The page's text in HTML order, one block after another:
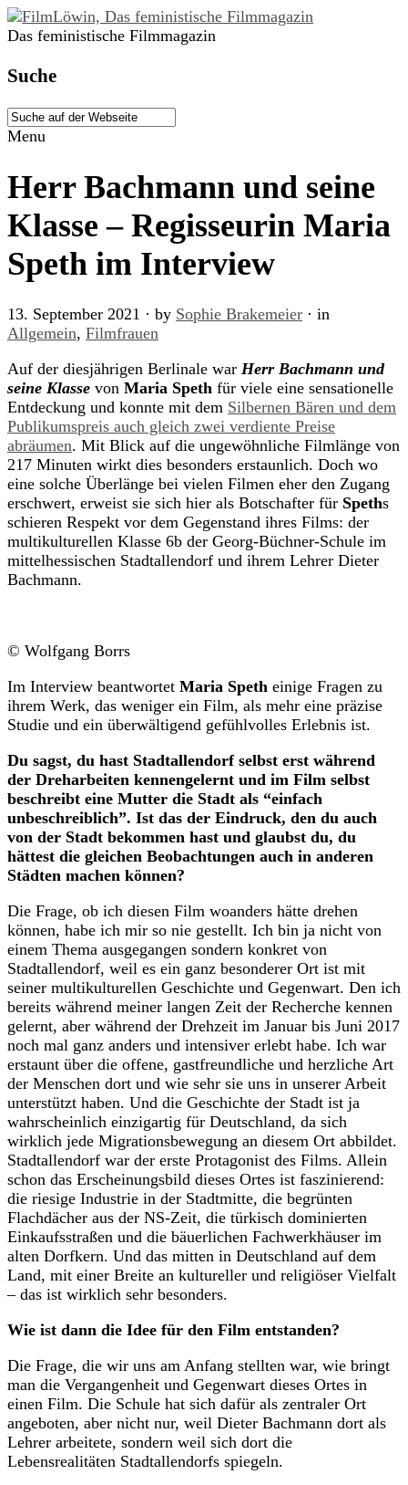
Das feministische Filmmagazin
Suche
Menu
Herr Bachmann und seine
Klasse – Regisseurin Maria
Speth im Interview
13. September 2021 · by Sophie Brakemeier · in
Allgemein, Filmfrauen
Auf der diesjährigen Berlinale war Herr Bachmann und
seine Klasse von Maria Speth für viele eine sensationelle
Entdeckung und konnte mit dem Silbernen Bären und dem
Publikumspreis auch gleich zwei verdiente Preise
abräumen. Mit Blick auf die ungewöhnliche Filmlänge von
217 Minuten wirkt dies besonders erstaunlich. Doch wo
eine solche Überlänge bei vielen Filmen eher den Zugang
erschwert, erweist sie sich hier als Botschafter für Speths
schieren Respekt vor dem Gegenstand ihres Films: der
multikulturellen Klasse 6b der Georg-Büchner-Schule im
mittelhessischen Stadtallendorf und ihrem Lehrer Dieter
Bachmann.
© Wolfgang Borrs
Im Interview beantwortet Maria Speth einige Fragen zu
ihrem Werk, das weniger ein Film, als mehr eine präzise
Studie und ein überwältigend gefühlvolles Erlebnis ist.
Du sagst, du hast Stadtallendorf selbst erst während
der Dreharbeiten kennengelernt und im Film selbst
beschreibt eine Mutter die Stadt als “einfach
unbeschreiblich”. Ist das der Eindruck, den du auch
von der Stadt bekommen hast und glaubst du, du
hättest die gleichen Beobachtungen auch in anderen
Städten machen können?
Die Frage, ob ich diesen Film woanders hätte drehen
können, habe ich mir so nie gestellt. Ich bin ja nicht von
einem Thema ausgegangen sondern konkret von
Stadtallendorf, weil es ein ganz besonderer Ort ist mit
seiner multikulturellen Geschichte und Gegenwart. Den ich
bereits während meiner langen Zeit der Recherche kennen
gelernt, aber während der Drehzeit im Januar bis Juni 2017
noch mal ganz anders und intensiver erlebt habe. Ich war
erstaunt über die offene, gastfreundliche und herzliche Art
der Menschen dort und wie sehr sie uns in unserer Arbeit
unterstützt haben. Und die Geschichte der Stadt ist ja
wahrscheinlich einzigartig für Deutschland, da sich
wirklich jede Migrationsbewegung an diesem Ort abbildet.
Stadtallendorf war der erste Protagonist des Films. Allein
schon das Erscheinungsbild dieses Ortes ist faszinierend:
die riesige Industrie in der Stadtmitte, die begrünten
Flachdächer aus der NS-Zeit, die türkisch dominierten
Einkaufsstraßen und die bäuerlichen Fachwerkhäuser im
alten Dorfkern. Und das mitten in Deutschland auf dem
Land, mit einer Breite an kultureller und religiöser Vielfalt
– das ist wirklich sehr besonders.
Wie ist dann die Idee für den Film entstanden?
Die Frage, die wir uns am Anfang stellten war, wie bringt
man die Vergangenheit und Gegenwart dieses Ortes in
einen Film. Die Schule hat sich dafür als zentraler Ort
angeboten, aber nicht nur, weil Dieter Bachmann dort als
Lehrer arbeitete, sondern weil sich dort die
Lebensrealitäten Stadtallendorfs spiegeln.